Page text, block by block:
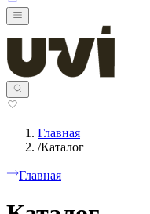
Главная
/Каталог
Главная